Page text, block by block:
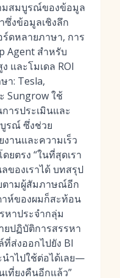
มสมบูรณ์ของข้อมูล
ซึ่งข้อมูลเชิงลึก
ร์ดหลายภาษา, การ
Agent สำหรับ
และโมเดล ROI
า: Tesla,
Sungrow ใช้
ารประเมินและ
รณ์ ซึ่งช่วย
านและความเร็ว
ยตรง “ในที่สุดเรา
ของเราได้ บทสรุป
ตามผู้สัมภาษณ์อีก
ห์ของผมก็สะท้อน
หาประจำกลุ่ม
ยปฏิบัติการสรรหา
ที่ส่งออกไปยัง BI
ำไปใช้ต่อได้เลย—
เที่ยงคืนอีกแล้ว”